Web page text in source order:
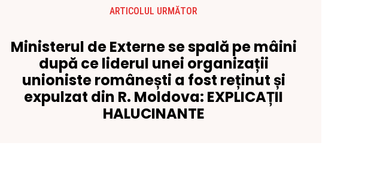
ARTICOLUL URMĂTOR
Ministerul de Externe se spală pe mâini
după ce liderul unei organizații
unioniste românești a fost reținut și
expulzat din R. Moldova: EXPLICAȚII
HALUCINANTE